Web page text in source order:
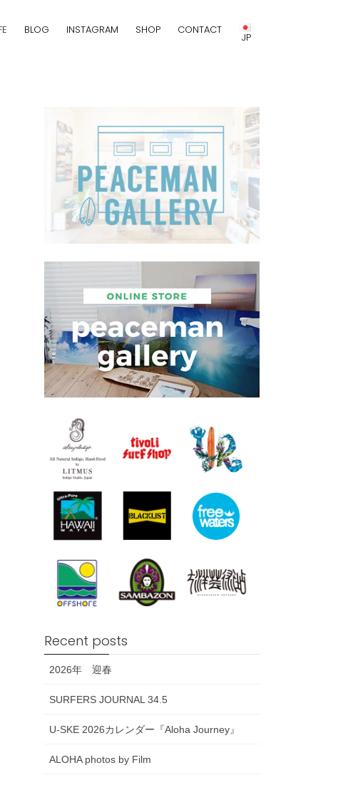
BLOG INSTAGRAM SHOP CONTACT
JP
Recent posts
2026年 迎春
SURFERS JOURNAL 34.5
U-SKE 2026カレンダー『Aloha Journey』
ALOHA photos by Film